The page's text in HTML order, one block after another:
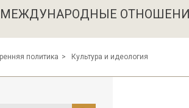
МЕЖДУНАРОДНЫЕ
политика Культура и идеология